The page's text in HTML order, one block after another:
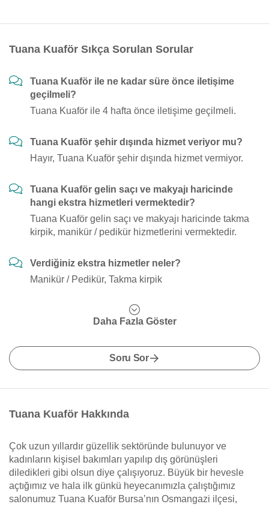
Tuana Kuaför Sıkça Sorulan Sorular
Tuana Kuaför ile ne kadar süre önce iletişime
geçilmeli?
Tuana Kuaför ile 4 hafta önce iletişime geçilmeli.
Tuana Kuaför şehir dışında hizmet veriyor mu?
Hayır, Tuana Kuaför şehir dışında hizmet vermiyor.
Tuana Kuaför gelin saçı ve makyajı haricinde
hangi ekstra hizmetleri vermektedir?
Tuana Kuaför gelin saçı ve makyajı haricinde takma
kirpik, manikür / pedikür hizmetlerini vermektedir.
Verdiğiniz ekstra hizmetler neler?
Manikür / Pedikür, Takma kirpik
Daha Fazla Göster
Soru Sor
Tuana Kuaför Hakkında
Çok uzun yıllardır güzellik sektöründe bulunuyor ve
kadınların kişisel bakımları yapılıp dış görünüşleri
diledikleri gibi olsun diye çalışıyoruz. Büyük bir hevesle
açtığımız ve hala ilk günkü heyecanımızla çalıştığımız
salonumuz Tuana Kuaför Bursa’nın Osmangazi ilçesi,